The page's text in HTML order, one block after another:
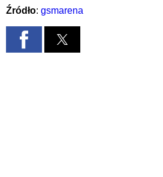
Źródło: gsmarena